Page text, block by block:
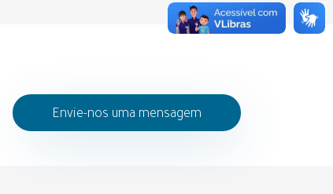
Envie-nos uma mensagem